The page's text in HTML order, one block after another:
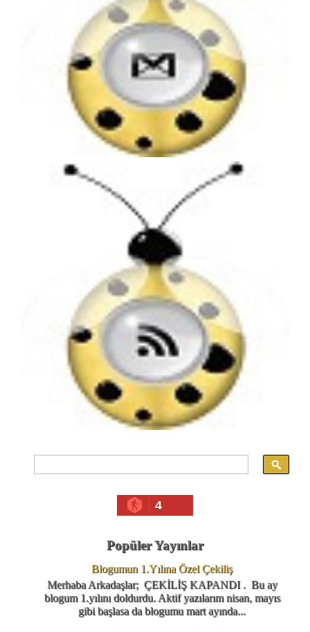
4
Popüler Yayınlar
Blogumun 1.Yılına Özel Çekiliş
Merhaba Arkadaşlar; ÇEKİLİŞ KAPANDI . Bu ay
blogum 1.yılını doldurdu. Aktif yazılarım nisan, mayıs
gibi başlasa da blogumu mart ayında...